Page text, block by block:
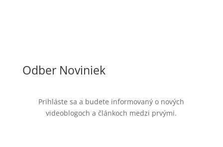
Odber Noviniek
Prihláste sa a budete informovaný o nových
videoblogoch a článkoch medzi prvými.